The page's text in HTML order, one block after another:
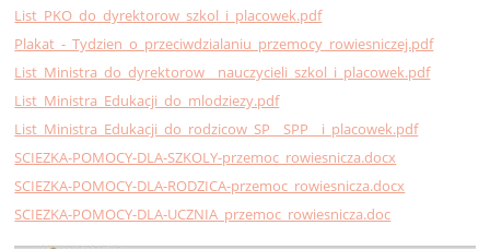
List_PKO_do_dyrektorow_szkol_i_placowek.pdf
Plakat_-_Tydzien_o_przeciwdzialaniu_przemocy_rowiesniczej.pdf
List_Ministra_do_dyrektorow__nauczycieli_szkol_i_placowek.pdf
List_Ministra_Edukacji_do_mlodziezy.pdf
List_Ministra_Edukacji_do_rodzicow_SP__SPP__i_placowek.pdf
SCIEZKA-POMOCY-DLA-SZKOLY-przemoc_rowiesnicza.docx
SCIEZKA-POMOCY-DLA-RODZICA-przemoc_rowiesnicza.docx
SCIEZKA-POMOCY-DLA-UCZNIA_przemoc_rowiesnicza.doc